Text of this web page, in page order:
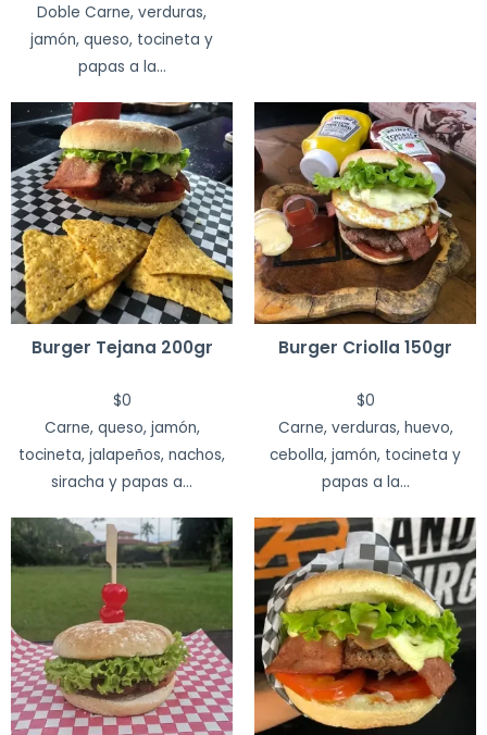
Doble Carne, verduras,
jamón, queso, tocineta y
papas a la...
Burger Tejana 200gr
$0
Carne, queso, jamón,
tocineta, jalapeños, nachos,
siracha y papas a...
Burger Criolla 150gr
$0
Carne, verduras, huevo,
cebolla, jamón, tocineta y
papas a la...